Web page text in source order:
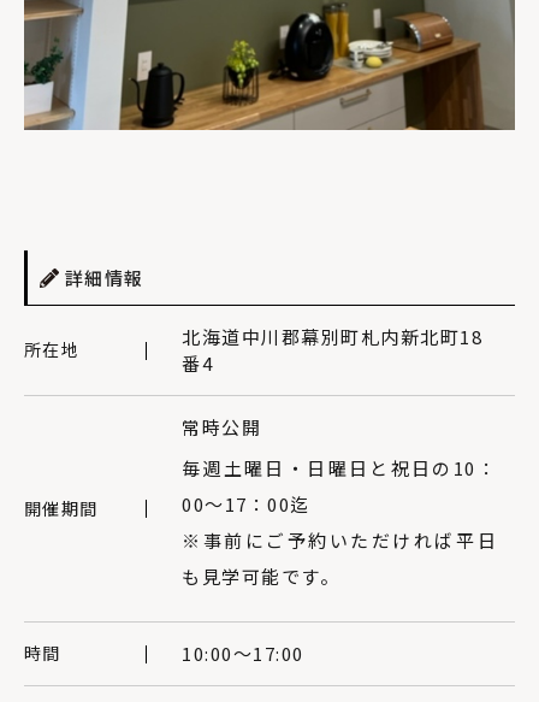
詳細情報
所在地
北海道中川郡幕別町札内新北町18
番4
開催期間
常時公開
毎週土曜日・日曜日と祝日の10：
00～17：00迄
※事前にご予約いただければ平日
も見学可能です。
時間 10:00〜17:00